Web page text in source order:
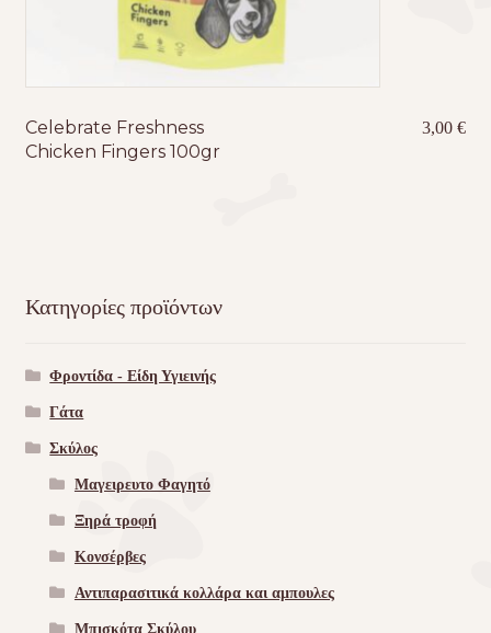
Celebrate Freshness
Chicken Fingers 100gr
3,00€
Κατηγορίες προϊόντων
Φροντίδα - Είδη Υγιεινής
Γάτα
Σκύλος
Μαγειρευτο Φαγητό
Ξηρά τροφή
Κονσέρβες
Αντιπαρασιτικά κολλάρα και αμπουλες
Μπισκότα Σκύλου